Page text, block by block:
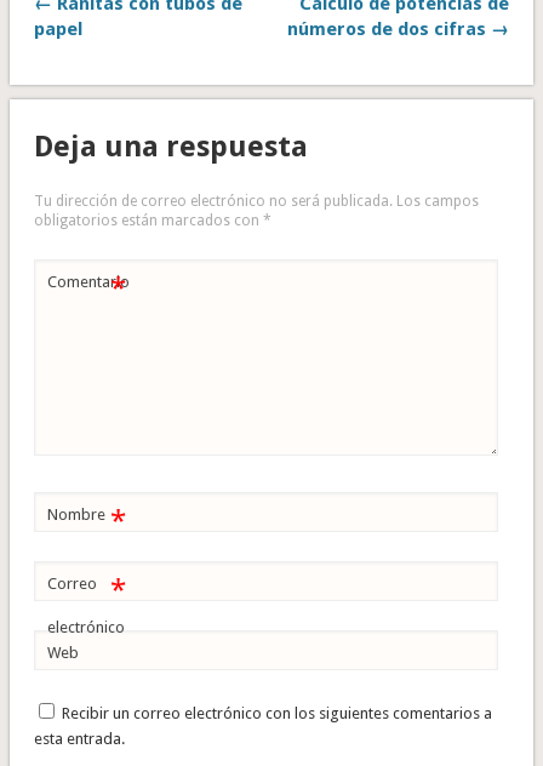
papel
números de dos cifras →
Deja una respuesta
Tu dirección de correo electrónico no será publicada. Los campos
obligatorios están marcados con *
Comentario
*
Nombre *
Correo
electrónico
*
Web
Recibir un correo electrónico con los siguientes comentarios a
esta entrada.